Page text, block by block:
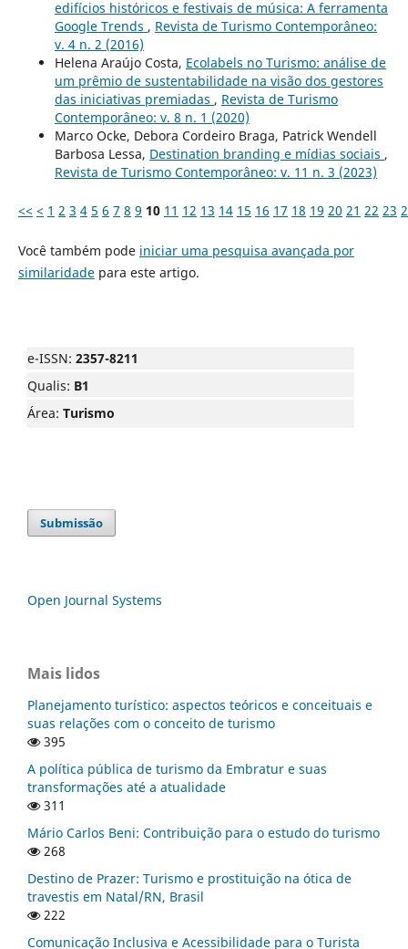
edifícios históricos e festivais de música: A ferramenta
Google Trends , Revista de Turismo Contemporâneo:
v. 4 n. 2 (2016)
Helena Araújo Costa, Ecolabels no Turismo: análise de
um prêmio de sustentabilidade na visão dos gestores
das iniciativas premiadas , Revista de Turismo
Contemporâneo: v. 8 n. 1 (2020)
Marco Ocke, Debora Cordeiro Braga, Patrick Wendell
Barbosa Lessa, Destination branding e mídias sociais ,
Revista de Turismo Contemporâneo: v. 11 n. 3 (2023)
<< < 1 2 3 4 5 6 7 8 9 10 11 12 13 14 15 16 17 18 19 20 21 22 23
Você também pode iniciar uma pesquisa avançada por
similaridadepara este artigo.
e-ISSN: 2357-8211
Qualis: B1
Área: Turismo
Submissão
Open Journal Systems
Mais lidos
Planejamento turístico: aspectos teóricos e conceituais e
suas relações com o conceito de turismo
395
A política pública de turismo da Embratur e suas
transformações até a atualidade
311
Mário Carlos Beni: Contribuição para o estudo do turismo
268
Destino de Prazer: Turismo e prostituição na ótica de
travestis em Natal/RN, Brasil
222
Comunicação Inclusiva e Acessibilidade para o Turista